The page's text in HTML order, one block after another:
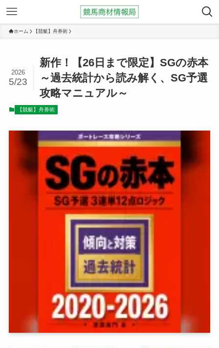
ホーム 【競艇】舟券術
新作！【26日まで限定】SGの赤本
～過去統計から読み解く、SG予選
攻略マニュアル～
2026
5/23
【競艇】舟券術